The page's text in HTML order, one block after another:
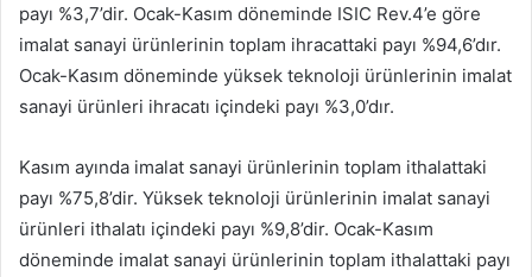
payı %3,7’dir. Ocak-Kasım döneminde ISIC Rev.4’e göre
imalat sanayi ürünlerinin toplam ihracattaki payı %94,6’dır.
Ocak-Kasım döneminde yüksek teknoloji ürünlerinin imalat
sanayi ürünleri ihracatı içindeki payı %3,0’dır.
Kasım ayında imalat sanayi ürünlerinin toplam ithalattaki
payı %75,8’dir. Yüksek teknoloji ürünlerinin imalat sanayi
ürünleri ithalatı içindeki payı %9,8’dir. Ocak-Kasım
döneminde imalat sanayi ürünlerinin toplam ithalattaki payı